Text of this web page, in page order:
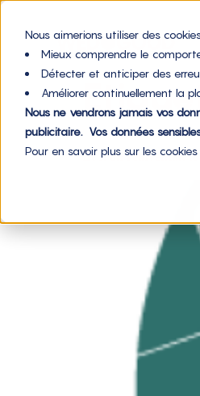
Nous aimerions utiliser des
Mieux comprendre le
Détecter et anticiper des
Améliorer continuellement la
Nous ne vendrons jamais vos
publicitaire. Vos données
Pour en savoir plus sur les
Et si on réinventait le